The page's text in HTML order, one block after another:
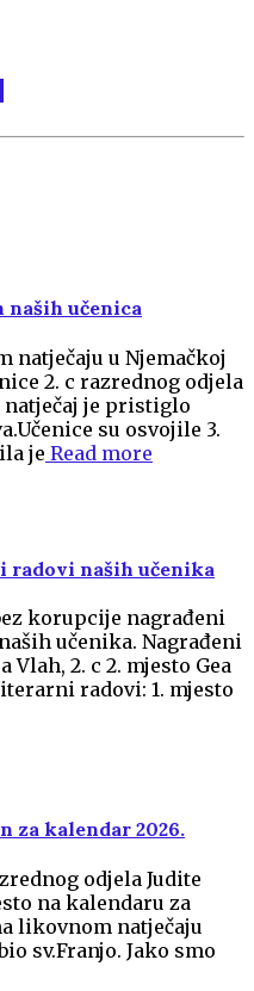
učenica
natječaju u Njemačkoj
2. c razrednog odjela
natječaj je pristiglo
su osvojile 3.
je Read more
naših učenika
korupcije nagrađeni
učenika. Nagrađeni
2. c 2. mjesto Gea
radovi: 1. mjesto
za kalendar 2026.
odjela Judite
na kalendaru za
likovnom natječaju
sv.Franjo. Jako smo